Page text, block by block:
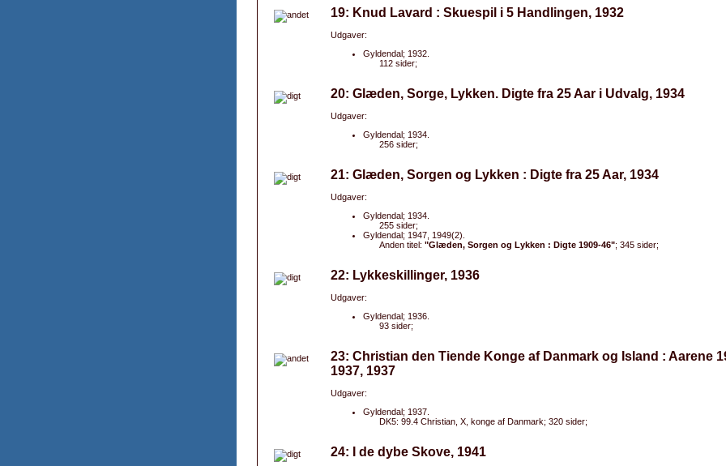
19: Knud Lavard : Skuespil i 5 Handlingen, 1932
Udgaver:
Gyldendal; 1932.
112 sider;
20: Glæden, Sorge, Lykken. Digte fra 25 Aar i Udvalg, 1934
Udgaver:
Gyldendal; 1934.
256 sider;
21: Glæden, Sorgen og Lykken : Digte fra 25 Aar, 1934
Udgaver:
Gyldendal; 1934.
255 sider;
Gyldendal; 1947, 1949(2).
Anden titel: "Glæden, Sorgen og Lykken : Digte 1909-46"; 345 sider;
22: Lykkeskillinger, 1936
Udgaver:
Gyldendal; 1936.
93 sider;
23: Christian den Tiende Konge af Danmark og Island : Aarene
1937, 1937
Udgaver:
Gyldendal; 1937.
DK5: 99.4 Christian, X, konge af Danmark; 320 sider;
24: I de dybe Skove, 1941